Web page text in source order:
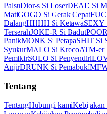
PalsuDior-s Si LoserDEAD Si
MatiGOGO Si Gerak Cepat
DalangHHHH Si KetawaSEXY
TerserahJOKE-R Si Badut
PanikMONK Si PetapaSHIT Si
SyukurMALO Si KrocoATM-er
PemikirSOLO Si Penyendiri
AnjirDRUNK Si Pemabuk
Tentang
TentangHubungi kamiKebijakan